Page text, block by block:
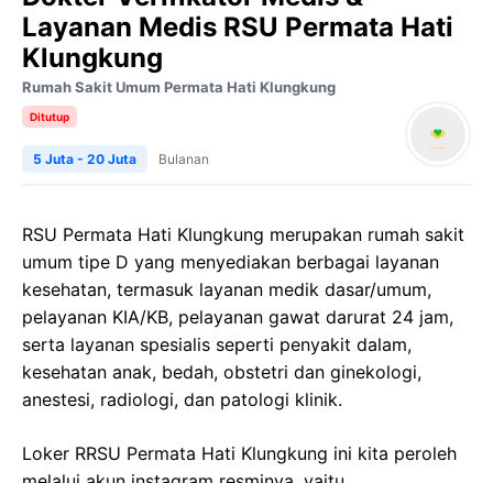
Layanan Medis RSU Permata Hati
Klungkung
Rumah Sakit Umum Permata Hati Klungkung
Ditutup
5 Juta - 20 Juta Bulanan
RSU Permata Hati Klungkung merupakan rumah sakit
umum tipe D yang menyediakan berbagai layanan
kesehatan, termasuk layanan medik dasar/umum,
pelayanan KIA/KB, pelayanan gawat darurat 24 jam,
serta layanan spesialis seperti penyakit dalam,
kesehatan anak, bedah, obstetri dan ginekologi,
anestesi, radiologi, dan patologi klinik.
Loker RRSU Permata Hati Klungkung ini kita peroleh